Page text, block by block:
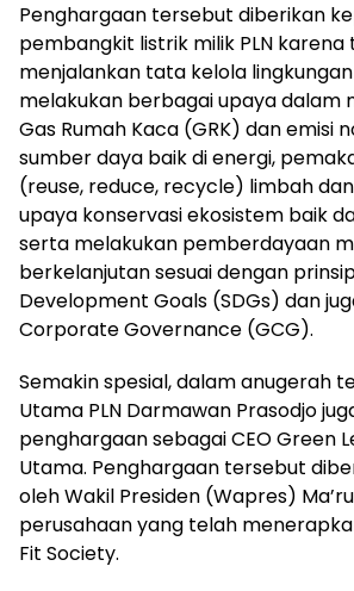
Penghargaan tersebut diberikan
pembangkit listrik milik PLN karena
menjalankan tata kelola
melakukan berbagai upaya dalam
Gas Rumah Kaca (GRK) dan emisi
sumber daya baik di energi,
(reuse, reduce, recycle) limbah
upaya konservasi ekosistem baik
serta melakukan pemberdayaan
berkelanjutan sesuai dengan
Development Goals (SDGs) dan
Corporate Governance (GCG).
Semakin spesial, dalam anugerah
Utama PLN Darmawan Prasodjo
penghargaan sebagai CEO Green
Utama. Penghargaan tersebut
oleh Wakil Presiden (Wapres)
perusahaan yang telah
Fit Society.